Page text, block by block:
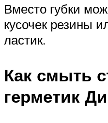
Вместо губки
кусочек резины
ластик.
Как смыть
герметик